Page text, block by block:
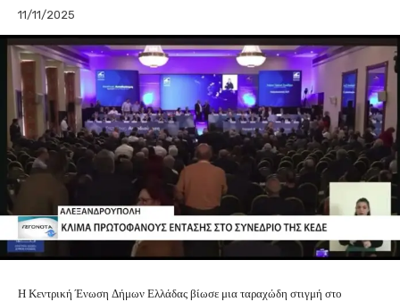
11/11/2025
Η Κεντρική Ένωση Δήμων Ελλάδας βίωσε μια ταραχώδη στιγμή στο